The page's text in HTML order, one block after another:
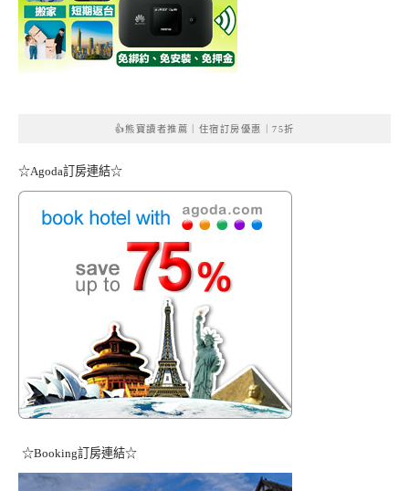
👍熊寶讀者推薦｜住宿訂房優惠｜75折
☆Agoda訂房連結☆
☆Booking訂房連結☆